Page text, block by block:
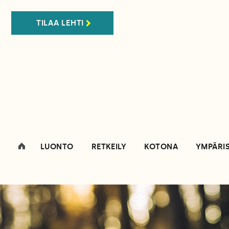
TILAA LEHTI
LUONTO RETKEILY KOTONA